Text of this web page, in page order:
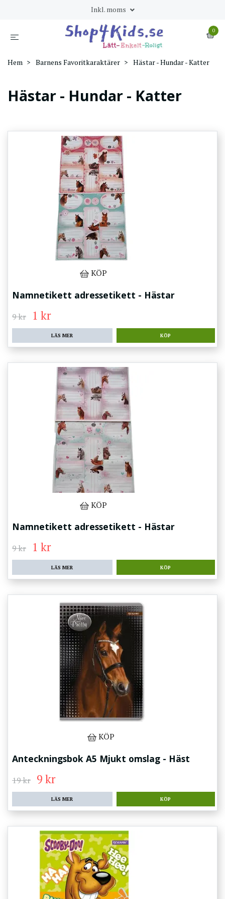
Inkl. moms
0
Hem Barnens Favoritkaraktärer Hästar - Hundar - Katter
Hästar - Hundar - Katter
KÖP
Namnetikett adressetikett - Hästar
9 kr 1 kr
LÄS MER
KÖP
Namnetikett adressetikett - Hästar
9 kr 1 kr
LÄS MER
KÖP
Anteckningsbok A5 Mjukt omslag - Häst
19 kr 9 kr
LÄS MER